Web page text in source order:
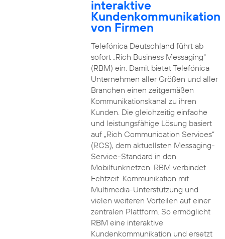
interaktive
Kundenkommunikation
von Firmen
Telefónica Deutschland führt ab
sofort „Rich Business Messaging“
(RBM) ein. Damit bietet Telefónica
Unternehmen aller Größen und aller
Branchen einen zeitgemäßen
Kommunikationskanal zu ihren
Kunden. Die gleichzeitig einfache
und leistungsfähige Lösung basiert
auf „Rich Communication Services“
(RCS), dem aktuellsten Messaging-
Service-Standard in den
Mobilfunknetzen. RBM verbindet
Echtzeit-Kommunikation mit
Multimedia-Unterstützung und
vielen weiteren Vorteilen auf einer
zentralen Plattform. So ermöglicht
RBM eine interaktive
Kundenkommunikation und ersetzt